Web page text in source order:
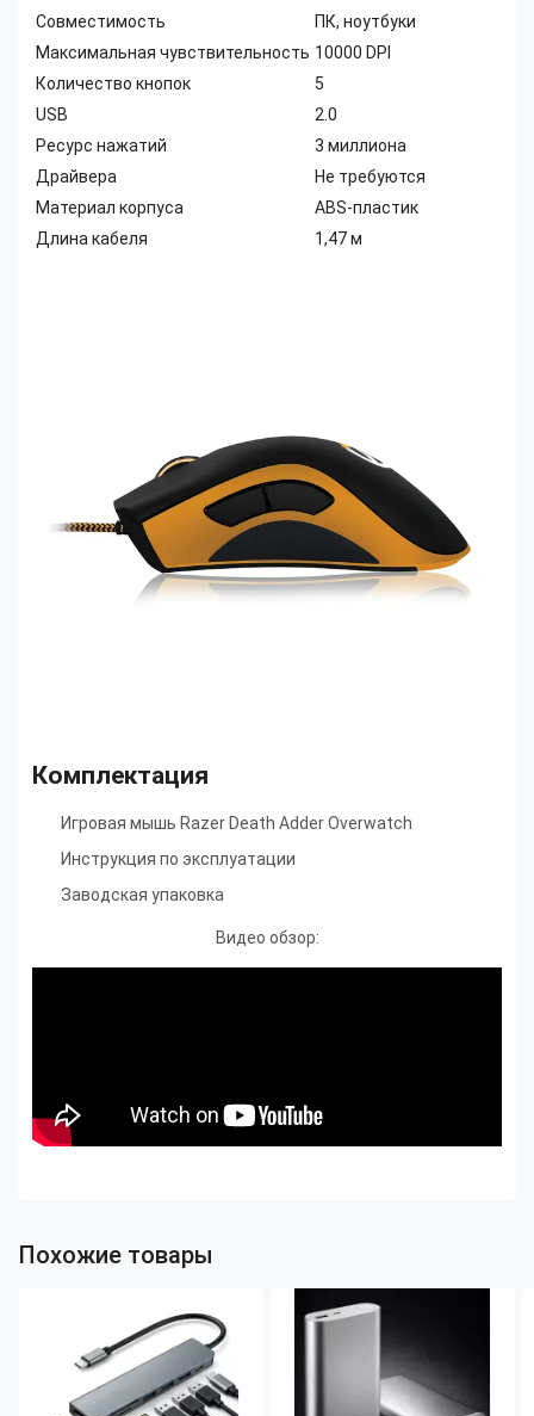
Совместимость
ПК, ноутбуки
Максимальная чувствительность 10000 DPI
Количество кнопок
5
USB
2.0
Ресурс нажатий
3 миллиона
Драйвера
Не требуются
Материал корпуса
ABS-пластик
Длина кабеля
1,47 м
Комплектация
Игровая мышь Razer Death Adder Overwatch
Инструкция по эксплуатации
Заводская упаковка
Видео обзор:
Похожие товары